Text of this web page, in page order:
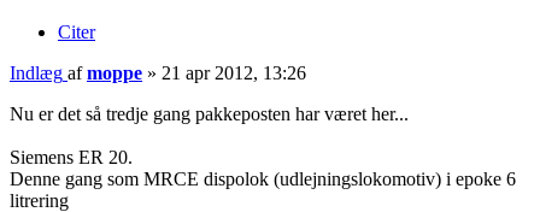
Citer
Indlæg afmoppe » 21 apr 2012, 13:26
Nu er det så tredje gang pakkeposten har været her...
Siemens ER 20.
Denne gang som MRCE dispolok (udlejningslokomotiv) i epoke 6
litrering